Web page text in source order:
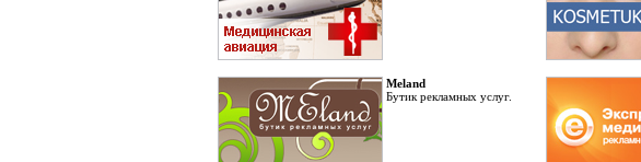
Meland
Бутик рекламных услуг.